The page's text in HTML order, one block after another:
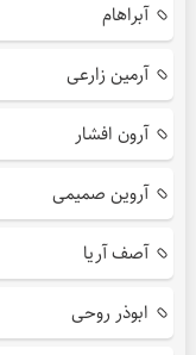
آبراهام
آرمین زارعی
آرون افشار
آروین صمیمی
آصف آریا
ابوذر روحی